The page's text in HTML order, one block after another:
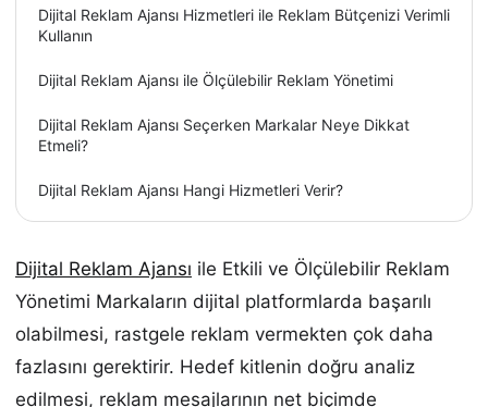
Dijital Reklam Ajansı Hizmetleri ile Reklam Bütçenizi Verimli
Kullanın
Dijital Reklam Ajansı ile Ölçülebilir Reklam Yönetimi
Dijital Reklam Ajansı Seçerken Markalar Neye Dikkat
Etmeli?
Dijital Reklam Ajansı Hangi Hizmetleri Verir?
Dijital Reklam Ajansı ile Etkili ve Ölçülebilir Reklam
Yönetimi Markaların dijital platformlarda başarılı
olabilmesi, rastgele reklam vermekten çok daha
fazlasını gerektirir. Hedef kitlenin doğru analiz
edilmesi, reklam mesajlarının net biçimde